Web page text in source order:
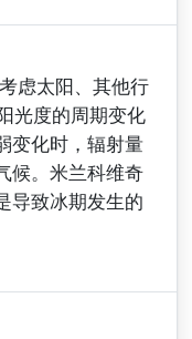
虑太阳、其他行
光度的周期变化
变化时，辐射量
候。米兰科维奇
导致冰期发生的